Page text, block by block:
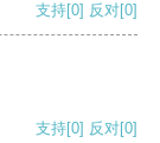
支持[0] 反对[0]
支持[0] 反对[0]